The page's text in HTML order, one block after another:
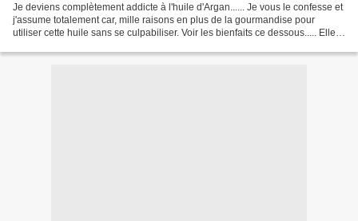
Je deviens complètement addicte à l'huile d'Argan...... Je vous le confesse et
j'assume totalement car, mille raisons en plus de la gourmandise pour
utiliser cette huile sans se culpabiliser. Voir les bienfaits ce dessous..... Elle